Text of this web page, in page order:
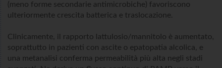
(meno forme secondarie antimicrobiche) favoriscono
ulteriormente crescita batterica e traslocazione.
Clinicamente, il rapporto lattulosio/mannitolo è aumentato,
soprattutto in pazienti con ascite o epatopatia alcolica, e
una metanalisi conferma permeabilità più alta negli stadi